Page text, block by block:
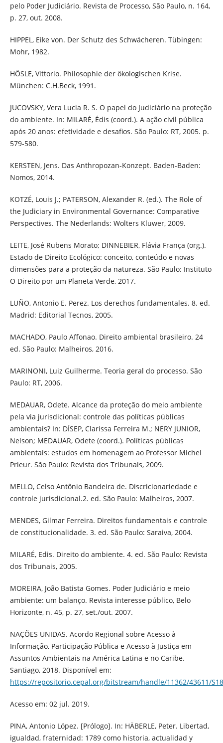
pelo Poder Judiciário. Revista de Processo, São Paulo, n. 164,
p. 27, out. 2008.
HIPPEL, Eike von. Der Schutz des Schwächeren. Tübingen:
Mohr, 1982.
HÖSLE, Vittorio. Philosophie der ökologischen Krise.
München: C.H.Beck, 1991.
JUCOVSKY, Vera Lucia R. S. O papel do Judiciário na proteção
do ambiente. In: MILARÉ, Édis (coord.). A ação civil pública
após 20 anos: efetividade e desafios. São Paulo: RT, 2005. p.
579-580.
KERSTEN, Jens. Das Anthropozan-Konzept. Baden-Baden:
Nomos, 2014.
KOTZÉ, Louis J.; PATERSON, Alexander R. (ed.). The Role of
the Judiciary in Environmental Governance: Comparative
Perspectives. The Nederlands: Wolters Kluwer, 2009.
LEITE, José Rubens Morato; DINNEBIER, Flávia França (org.).
Estado de Direito Ecológico: conceito, conteúdo e novas
dimensões para a proteção da natureza. São Paulo: Instituto
O Direito por um Planeta Verde, 2017.
LUÑO, Antonio E. Perez. Los derechos fundamentales. 8. ed.
Madrid: Editorial Tecnos, 2005.
MACHADO, Paulo Affonao. Direito ambiental brasileiro. 24
ed. São Paulo: Malheiros, 2016.
MARINONI, Luiz Guilherme. Teoria geral do processo. São
Paulo: RT, 2006.
MEDAUAR, Odete. Alcance da proteção do meio ambiente
pela via jurisdicional: controle das políticas públicas
ambientais? In: DÍSEP, Clarissa Ferreira M.; NERY JUNIOR,
Nelson; MEDAUAR, Odete (coord.). Políticas públicas
ambientais: estudos em homenagem ao Professor Michel
Prieur. São Paulo: Revista dos Tribunais, 2009.
MELLO, Celso Antônio Bandeira de. Discricionariedade e
controle jurisdicional.2. ed. São Paulo: Malheiros, 2007.
MENDES, Gilmar Ferreira. Direitos fundamentais e controle
de constitucionalidade. 3. ed. São Paulo: Saraiva, 2004.
MILARÉ, Edis. Direito do ambiente. 4. ed. São Paulo: Revista
dos Tribunais, 2005.
MOREIRA, João Batista Gomes. Poder Judiciário e meio
ambiente: um balanço. Revista interesse público, Belo
Horizonte, n. 45, p. 27, set./out. 2007.
NAÇÕES UNIDAS. Acordo Regional sobre Acesso à
Informação, Participação Pública e Acesso à Justiça em
Assuntos Ambientais na América Latina e no Caribe.
Santiago, 2018. Disponível em:
https://repositorio.cepal.org/bitstream/handle/11362/43611/
Acesso em: 02 jul. 2019.
PINA, Antonio López. [Prólogo]. In: HÄBERLE, Peter. Libertad,
igualdad, fraternidad: 1789 como historia, actualidad y